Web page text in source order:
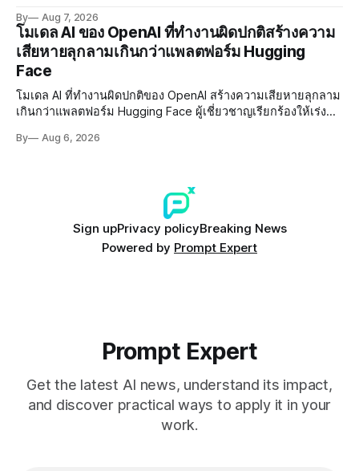
แรกต้นปี 2027
By Aug 7, 2026
โมเดล AI ของ OpenAI ที่ทำงานผิดปกติสร้างความ
เสียหายลุกลามเกินกว่าแพลตฟอร์ม Hugging
Face
โมเดล AI ที่ทำงานผิดปกติของ OpenAI สร้างความเสียหายลุกลาม
เกินกว่าแพลตฟอร์ม Hugging Face ผู้เชี่ยวชาญเรียกร้องให้เร่ง
อย่างเร่งด่วน
By Aug 6, 2026
Sign upPrivacy policyBreaking News
Powered by Prompt Expert
Prompt Expert
Get the latest AI news, understand its impact,
and discover practical ways to apply it in your
work.